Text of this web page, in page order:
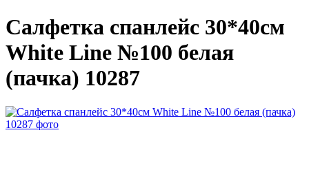
Салфетка спанлейс 30*40см
White Line №100 белая
(пачка) 10287